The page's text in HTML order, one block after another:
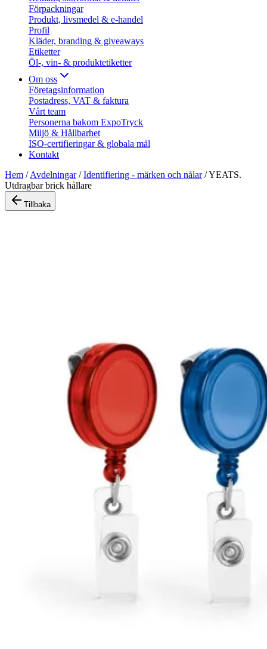
Förpackningar
Produkt, livsmedel & e-handel
Profil
Kläder, branding & giveaways
Etiketter
Öl-, vin- & produktetiketter
Om oss
Företagsinformation
Postadress, VAT & faktura
Vårt team
Personerna bakom ExpoTryck
Miljö & Hållbarhet
ISO-certifieringar & globala mål
Kontakt
Hem /Avdelningar/Identifiering - märken och nålar/YEATS.
Utdragbar brick hållare
Tillbaka